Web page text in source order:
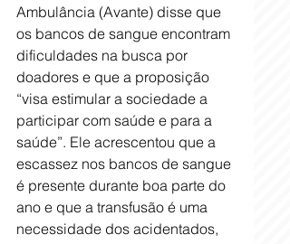
Ambulância (Avante) disse que
os bancos de sangue encontram
dificuldades na busca por
doadores e que a proposição
“visa estimular a sociedade a
participar com saúde e para a
saúde”. Ele acrescentou que a
escassez nos bancos de sangue
é presente durante boa parte do
ano e que a transfusão é uma
necessidade dos acidentados,